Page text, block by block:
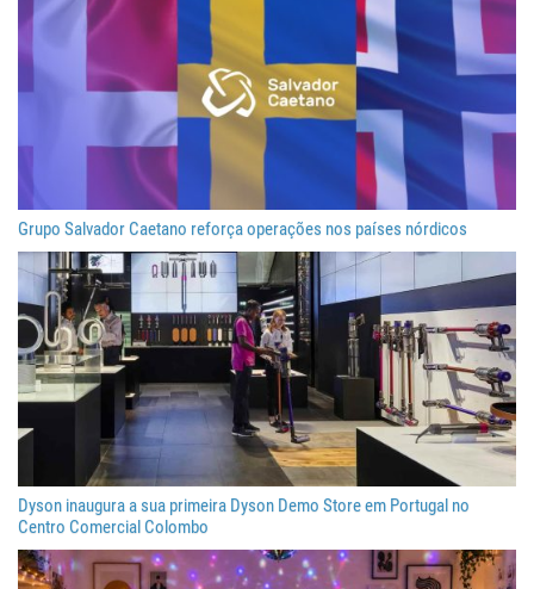
Grupo Salvador Caetano reforça operações nos países nórdicos
Dyson inaugura a sua primeira Dyson Demo Store em Portugal no
Centro Comercial Colombo